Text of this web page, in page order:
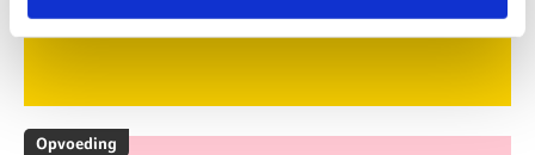
Opvoeding